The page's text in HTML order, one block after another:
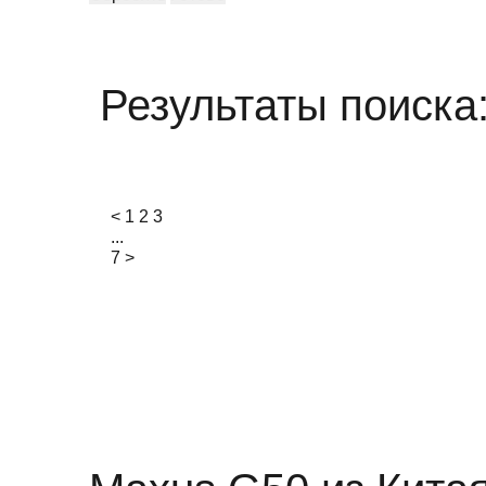
Результаты поиска:
< 1 2 3
...
7 >